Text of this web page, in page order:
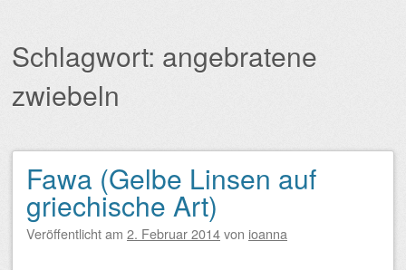
Schlagwort: angebratene
zwiebeln
Beitragsnavigation
Fawa (Gelbe Linsen auf
griechische Art)
Veröffentlicht am 2. Februar 2014von ioanna